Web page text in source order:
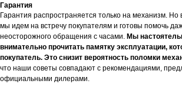
Гарантия
Гарантия распространяется только на механизм. Но
мы идем на встречу покупателям и готовы помочь
неосторожного обращения с часами. Мы
внимательно прочитать памятку эксплуатации,
покупатель. Это снизит вероятность поломки
что наши советы совпадают с рекомендациями,
официальными дилерами.